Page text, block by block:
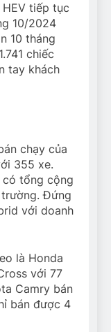
tiếp tục
10/2024
10 tháng
chiếc
tay khách
chạy của
355 xe.
có tổng cộng
trường. Đứng
với doanh
là Honda
với 77
Camry bán
bán được 4